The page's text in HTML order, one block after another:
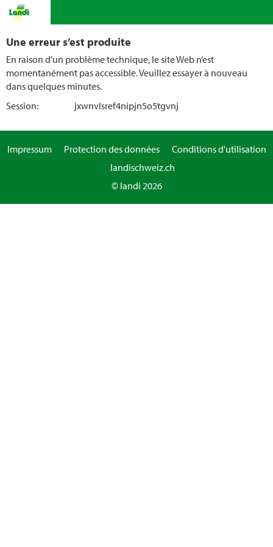
Une erreur s’est produite
En raison d’un problème technique, le site Web n’est
momentanément pas accessible. Veuillez essayer à nouveau
dans quelques minutes.
Session:
jxwnvlsref4nipjn5o5tgvnj
Impressum Protection des données
Conditions d'utilisation
landischweiz.ch
© landi 2026